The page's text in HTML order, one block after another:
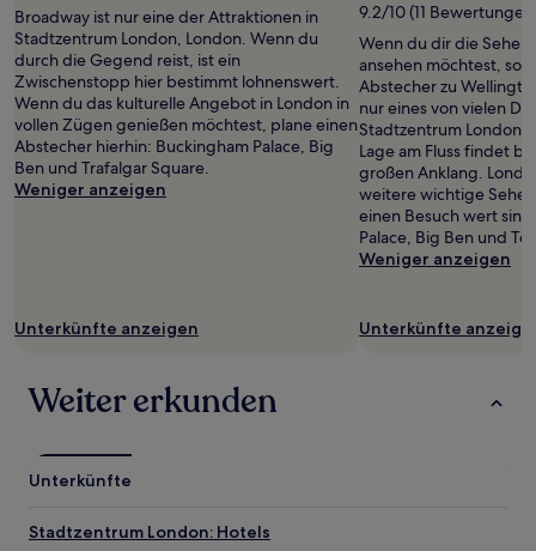
Broadway ist nur eine der Attraktionen in
Stadtzentrum London, London. Wenn du
durch die Gegend reist, ist ein
Zwischenstopp hier bestimmt lohnenswert.
Wenn du das kulturelle Angebot in London in
vollen Zügen genießen möchtest, plane einen
Abstecher hierhin: Buckingham Palace, Big
Ben und Trafalgar Square.
Weniger anzeigen
Unterkünfte anzeigen
9.2/10 (11
Wenn du dir die
ansehen möchtest,
Abstecher zu
nur eines von vielen
Stadtzentrum London.
Lage am Fluss findet
großen Anklang.
weitere wichtige
einen Besuch wert
Palace, Big Ben und
Weniger anzeigen
Unterkünfte
Weiter erkunden
Unterkünfte
Stadtzentrum London: Hotels